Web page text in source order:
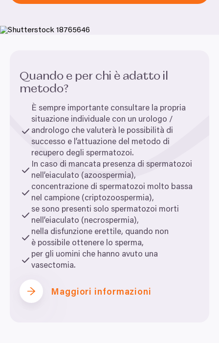
Quando e per chi è adatto il
metodo?
È sempre importante consultare la propria
situazione individuale con un urologo /
andrologo che valuterà le possibilità di
successo e l’attuazione del metodo di
recupero degli spermatozoi.
In caso di mancata presenza di spermatozoi
nell’eiaculato (azoospermia),
concentrazione di spermatozoi molto bassa
nel campione (criptozoospermia),
se sono presenti solo spermatozoi morti
nell’eiaculato (necrospermia),
nella disfunzione erettile, quando non
è possibile ottenere lo sperma,
per gli uomini che hanno avuto una
vasectomia.
Maggiori informazioni